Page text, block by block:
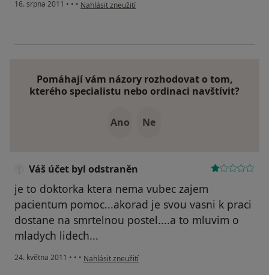
16. srpna 2011 • • • Nahlásit zneužití
Pomáhají vám názory rozhodovat o tom,
kterého specialistu nebo ordinaci navštívit?
Ano Ne
Váš účet byl odstraněn
je to doktorka ktera nema vubec zajem
pacientum pomoc...akorad je svou vasni k praci
dostane na smrtelnou postel....a to mluvim o
mladych lidech...
24. května 2011 • • • podle názoru uživatele Váš účet byl odstraněn
Nahlásit zneužití